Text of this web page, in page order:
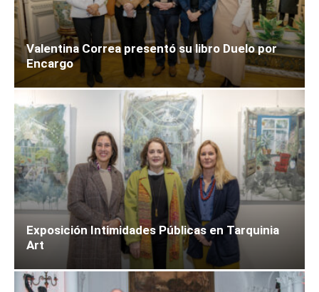
Valentina Correa presentó su libro Duelo por
Encargo
Exposición Intimidades Públicas en Tarquinia
Art